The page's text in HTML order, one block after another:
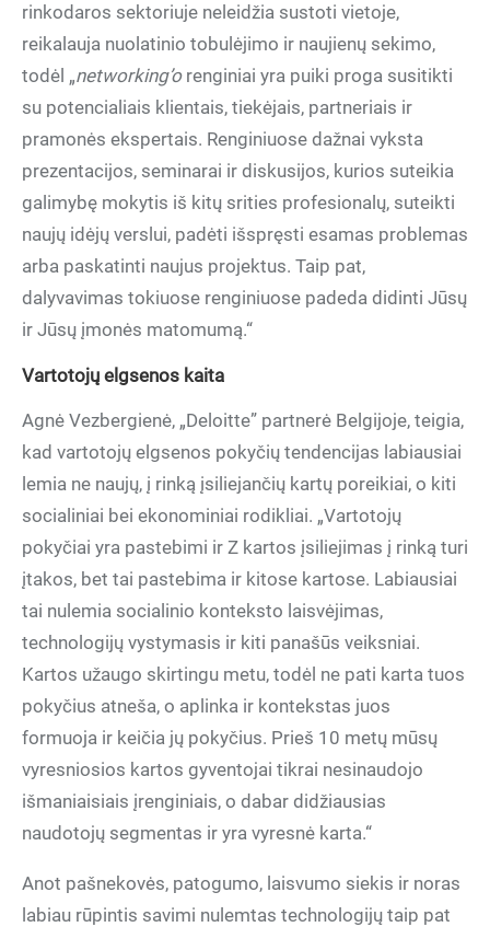
rinkodaros sektoriuje neleidžia sustoti vietoje,
reikalauja nuolatinio tobulėjimo ir naujienų sekimo,
todėl „networking’orenginiai yra puiki proga susitikti
su potencialiais klientais, tiekėjais, partneriais ir
pramonės ekspertais. Renginiuose dažnai vyksta
prezentacijos, seminarai ir diskusijos, kurios suteikia
galimybę mokytis iš kitų srities profesionalų, suteikti
naujų idėjų verslui, padėti išspręsti esamas problemas
arba paskatinti naujus projektus. Taip pat,
dalyvavimas tokiuose renginiuose padeda didinti Jūsų
ir Jūsų įmonės matomumą.“
Vartotojų elgsenos kaita
Agnė Vezbergienė, „Deloitte” partnerė Belgijoje, teigia,
kad vartotojų elgsenos pokyčių tendencijas labiausiai
lemia ne naujų, į rinką įsiliejančių kartų poreikiai, o kiti
socialiniai bei ekonominiai rodikliai. „Vartotojų
pokyčiai yra pastebimi ir Z kartos įsiliejimas į rinką turi
įtakos, bet tai pastebima ir kitose kartose. Labiausiai
tai nulemia socialinio konteksto laisvėjimas,
technologijų vystymasis ir kiti panašūs veiksniai.
Kartos užaugo skirtingu metu, todėl ne pati karta tuos
pokyčius atneša, o aplinka ir kontekstas juos
formuoja ir keičia jų pokyčius. Prieš 10 metų mūsų
vyresniosios kartos gyventojai tikrai nesinaudojo
išmaniaisiais įrenginiais, o dabar didžiausias
naudotojų segmentas ir yra vyresnė karta.“
Anot pašnekovės, patogumo, laisvumo siekis ir noras
labiau rūpintis savimi nulemtas technologijų taip pat